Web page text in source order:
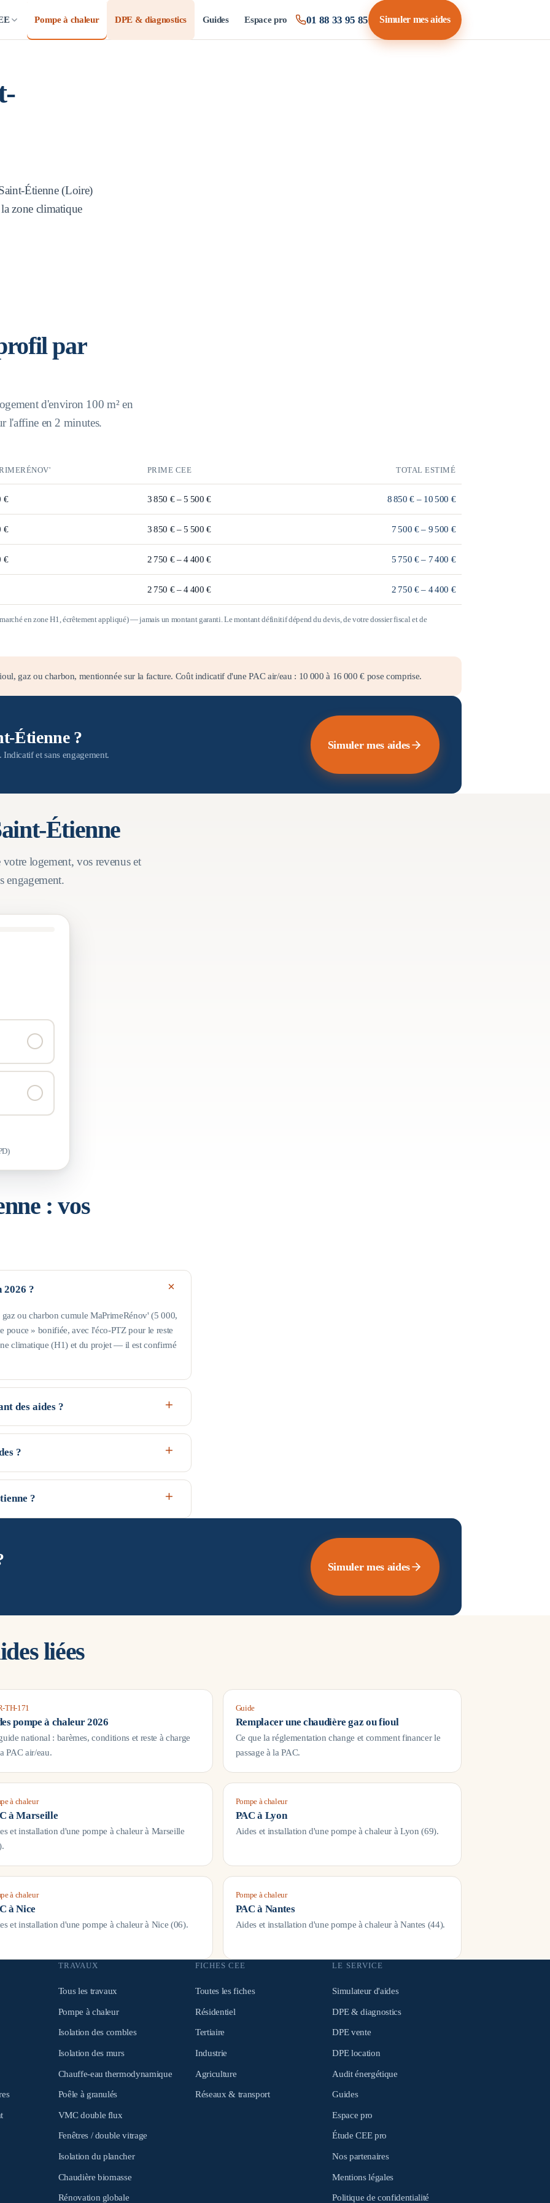
Pompe à chaleur DPE & diagnostics Guides Espace pro 01 88 33 95 85 Simuler mes aides
Étienne (Loire)
zone climatique
par
d'environ 100 m² en
l'affine en 2 minutes.
PRIME CEE TOTAL ESTIMÉ
€ 3 850 € – 5 500 € 8 850 € – 10 500 €
€ 3 850 € – 5 500 € 7 500 € – 9 500 €
€ 2 750 € – 4 400 € 5 750 € – 7 400 €
2 750 € – 4 400 € 2 750 € – 4 400 €
en zoneH1, écrêtement appliqué) — jamais un montant garanti. Le montant définitif dépend du devis, de votre dossier fiscal et de
gaz ou charbon, mentionnée sur la facture. Coût indicatif d'une PAC air/eau : 10 000 à 16 000 € pose comprise.
Étienne ?
et sans engagement.
Simuler mes aides
Étienne
logement, vos revenus et
engagement.
: vos
2026 ?
ou charbon cumule MaPrimeRénov' (5 000,
» bonifiée, avec l'éco-PTZ pour le reste
climatique (H1) et du projet — il est confirmé
des aides ?
C'est une zone climatique froide : les
— la prime CEE pour une PAC y est donc
?
pour ouvrir droit à MaPrimeRénov' et à la
RGE intervenant à Saint-Étienne et dans
?
Simuler mes aides
liées
TH-171
pompe à chaleur 2026
national : barèmes, conditions et reste à charge
PAC air/eau.
Guide
Remplacer une chaudière gaz ou fioul
Ce que la réglementation change et comment financer le
passage à la PAC.
à chaleur
àMarseille
et installation d'une pompe à chaleur à Marseille
Pompe à chaleur
PAC à Lyon
Aides et installation d'une pompe à chaleur àLyon (69).
à chaleur
àNice
et installation d'une pompe à chaleur à Nice (06).
Pompe à chaleur
PAC à Nantes
Aides et installation d'une pompe à chaleur àNantes (44).
TRAVAUX
Tous les travaux
Pompe à chaleur
Isolation des combles
Isolation des murs
Chauffe-eau thermodynamique
Poêle à granulés
VMC double flux
Fenêtres / double vitrage
Isolation du plancher
Chaudière biomasse
Rénovation globale
FICHES CEE
Toutes les fiches
Résidentiel
Tertiaire
Industrie
Agriculture
Réseaux & transport
LE SERVICE
Simulateur d'aides
DPE & diagnostics
DPE vente
DPE location
Audit énergétique
Guides
Espace pro
Étude CEE pro
Nos partenaires
Mentions légales
Politique de confidentialité